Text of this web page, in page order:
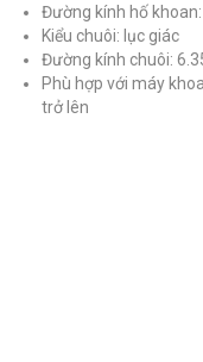
Đường kính hố
Kiểu chuôi: lục giác
Đường kính chuôi:
Phù hợp với máy
trở lên